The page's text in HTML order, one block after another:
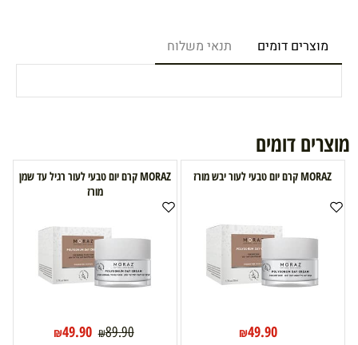
מוצרים דומים תנאי משלוח
מוצרים דומים
MORAZ קרם יום טבעי לעור יבש מורז
₪49.90
MORAZ קרם יום טבעי לעור רגיל עד שמן
מורז
₪89.90
₪49.90